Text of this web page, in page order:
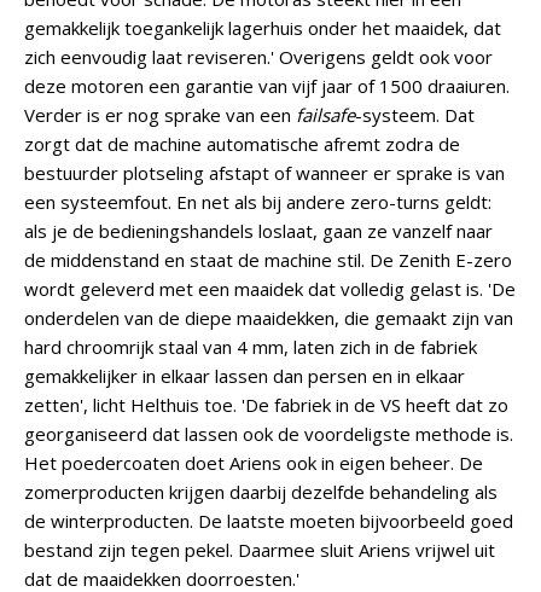
gemakkelijk toegankelijk lagerhuis onder het maaidek, dat
zich eenvoudig laat reviseren.' Overigens geldt ook voor
deze motoren een garantie van vijf jaar of 1500 draaiuren.
Verder is er nog sprake van een failsafe-systeem. Dat
zorgt dat de machine automatische afremt zodra de
bestuurder plotseling afstapt of wanneer er sprake is van
een systeemfout. En net als bij andere zero-turns geldt:
als je de bedieningshandels loslaat, gaan ze vanzelf naar
de middenstand en staat de machine stil. De Zenith E-zero
wordt geleverd met een maaidek dat volledig gelast is. 'De
onderdelen van de diepe maaidekken, die gemaakt zijn van
hard chroomrijk staal van 4 mm, laten zich in de fabriek
gemakkelijker in elkaar lassen dan persen en in elkaar
zetten', licht Helthuis toe. 'De fabriek in de VS heeft dat zo
georganiseerd dat lassen ook de voordeligste methode is.
Het poedercoaten doet Ariens ook in eigen beheer. De
zomerproducten krijgen daarbij dezelfde behandeling als
de winterproducten. De laatste moeten bijvoorbeeld goed
bestand zijn tegen pekel. Daarmee sluit Ariens vrijwel uit
dat de maaidekken doorroesten.'